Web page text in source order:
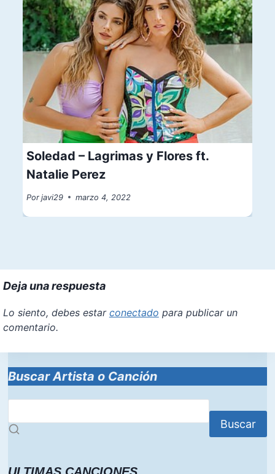
Soledad – Lagrimas y Flores ft.
Natalie Perez
Por javi29 marzo 4, 2022
Deja una respuesta
Lo siento, debes estar conectado para publicar un
comentario.
Buscar Artista o Canción
Buscar